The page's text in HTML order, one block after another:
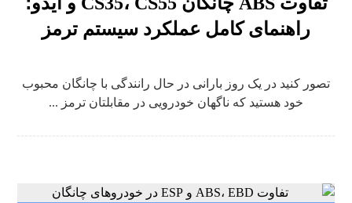
راهنمای کامل عملکرد سیستم ترمز
تصور کنید در یک روز بارانی در حال رانندگی با چانگان محبوب
خود هستید که ناگهان خودرویی در مقابلتان ترمز ...